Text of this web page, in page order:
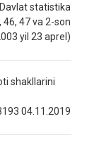
statistika
47 va 2-son
yil 23 aprel)
shakllarini
04.11.2019